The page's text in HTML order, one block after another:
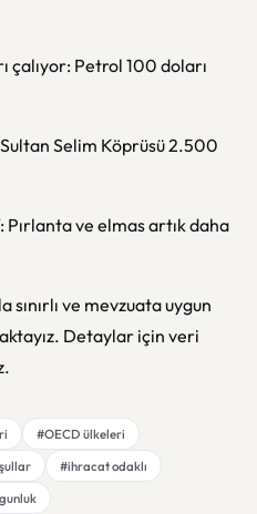
çalıyor: Petrol 100 doları
Selim Köprüsü 2.500
ve elmas artık daha
ve mevzuata uygun
Detaylar için veri
#OECD ülkeleri
#ihracat odaklı